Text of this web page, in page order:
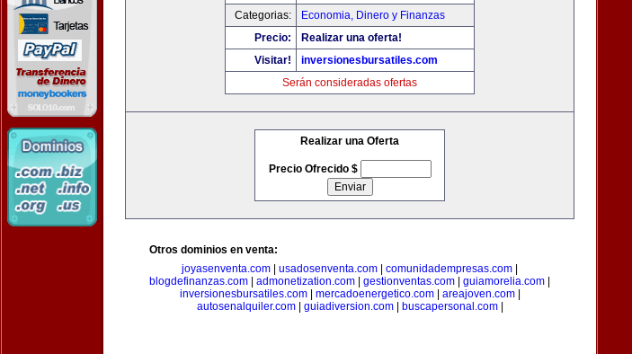
Categorias:
Economia, Dinero y Finanzas
Precio:
Realizar una oferta!
Visitar!
inversionesbursatiles.com
Serán consideradas ofertas
Realizar una Oferta
Precio Ofrecido $
Otros dominios en venta:
joyasenventa.com
usadosenventa.com comunidadempresas.com
blogdefinanzas.com
admonetization.com gestionventas.com guiamorelia.com
inversionesbursatiles.com| mercadoenergetico.com| areajoven.com|
autosenalquiler.com| guiadiversion.com| buscapersonal.com|